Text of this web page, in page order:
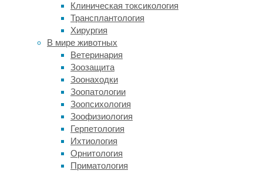
Клиническая токсикология
Трансплантология
Хирургия
В мире животных
Ветеринария
Зоозащита
Зоонаходки
Зоопатологии
Зоопсихология
Зоофизиология
Герпетология
Ихтиология
Орнитология
Приматология
Основные
разновидности
массажа
Специалисты
выделяют
несколько
основных
видов
массажа,